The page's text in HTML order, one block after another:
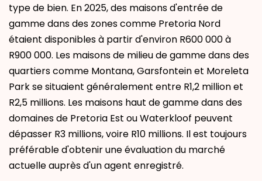
type de bien. En 2025, des maisons d'entrée de
gamme dans des zones comme Pretoria Nord
étaient disponibles à partir d'environ R600 000 à
R900 000. Les maisons de milieu de gamme dans des
quartiers comme Montana, Garsfontein et Moreleta
Park se situaient généralement entre R1,2 million et
R2,5 millions. Les maisons haut de gamme dans des
domaines de Pretoria Est ou Waterkloof peuvent
dépasser R3 millions, voire R10 millions. Il est toujours
préférable d'obtenir une évaluation du marché
actuelle auprès d'un agent enregistré.